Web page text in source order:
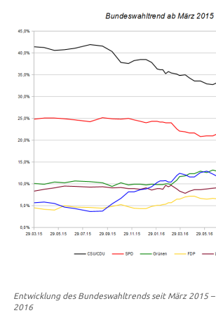
Entwicklung des Bundeswahltrends seit März 2015
2016